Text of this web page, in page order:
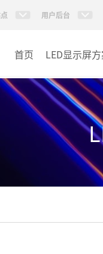
用户后台
首页 LED显示屏